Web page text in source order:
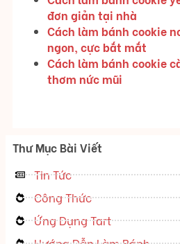
đơn giản tại nhà
Cách làm bánh cookie
ngon, cực bắt mắt
Cách làm bánh cookie
thơm nức mũi
Thư Mục Bài Viết
Tin Tức
Công Thức
Ứng Dụng Tart